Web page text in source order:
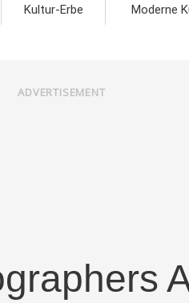
Kultur-Erbe Moderne
ADVERTISEMENT